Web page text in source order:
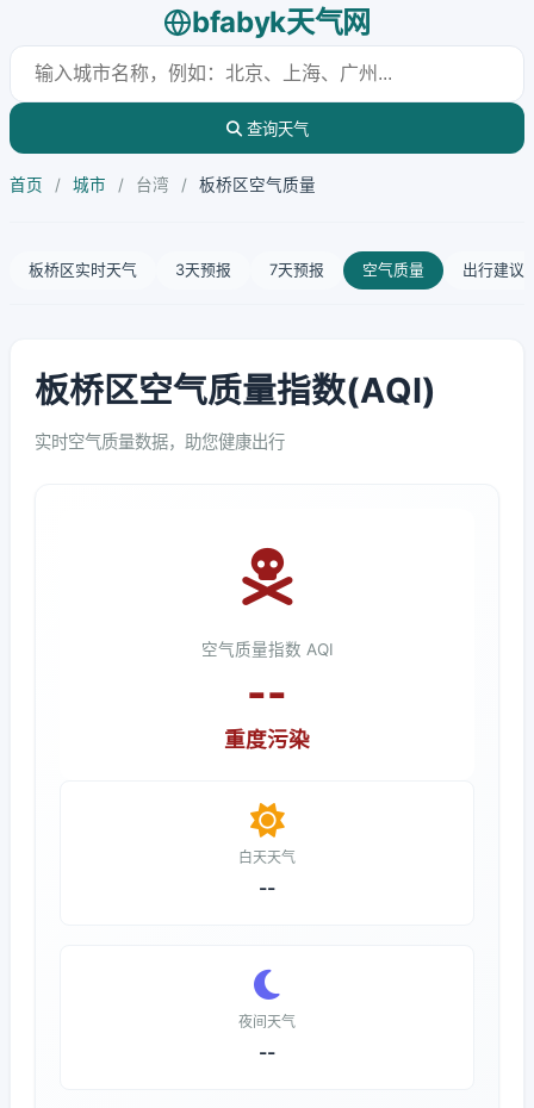
bfabyk天气网
查询天气
首页 / 城市 / 台湾 / 板桥区空气质量
板桥区实时天气 3天预报 7天预报 空气质量 出行建议
板桥区空气质量指数(AQI)
实时空气质量数据，助您健康出行
空气质量指数 AQI
--
重度污染
白天天气
--
夜间天气
--